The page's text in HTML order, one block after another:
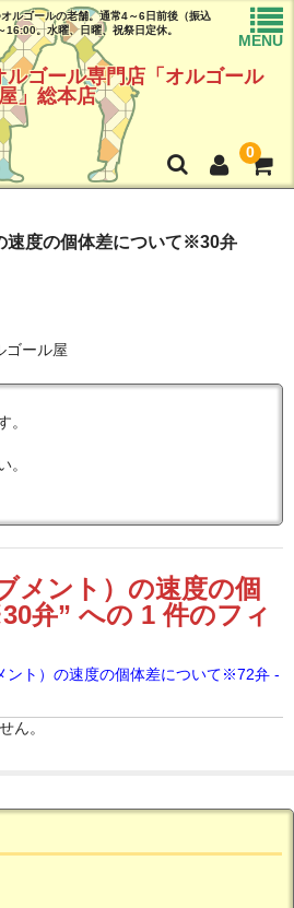
ルゴールの老舗。通常4～6日前後（振込
。水曜、日曜、祝祭日定休。
ルゴール専門店「オルゴール
」総本店
0
MENU
速度の個体差について※30弁
ゴール屋
。
。
メント）の速度の個
弁” への 1 件のフィ
ント）の速度の個体差について※72弁 -
ん。